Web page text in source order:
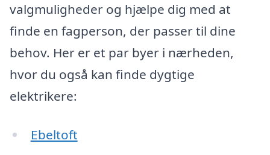
valgmuligheder og hjælpe dig med at
finde en fagperson, der passer til dine
behov. Her er et par byer i nærheden,
hvor du også kan finde dygtige
elektrikere:
Ebeltoft